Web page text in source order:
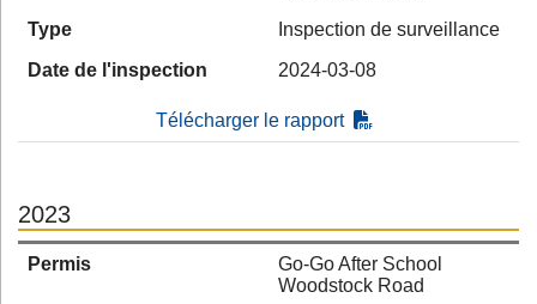
Type
Inspection de surveillance
Date de l'inspection
2024-03-08
Télécharger le rapport
2023
Permis
Go-Go After School
Woodstock Road